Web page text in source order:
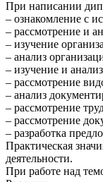
При написании
– ознакомление с
– рассмотрение и
– изучение
– анализ
– изучение и
– рассмотрение
– анализ
– рассмотрение
– рассмотрение
– разработка
Практическая
деятельности.
При работе над